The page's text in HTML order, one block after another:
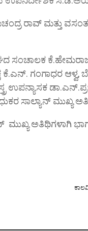
ರಾವ್ ಮತ್ತು
ಸಂಚಾಲಕ
ಕೆ.ಎನ್. ಗಂಗಾಧರ
ಉಪನ್ಯಾಸಕ
ಸಾಲ್ಯಾನ್ ಮುಖ್ಯ
ಮುಖ್ಯ ಅತಿಥಿಗಳಾಗಿ